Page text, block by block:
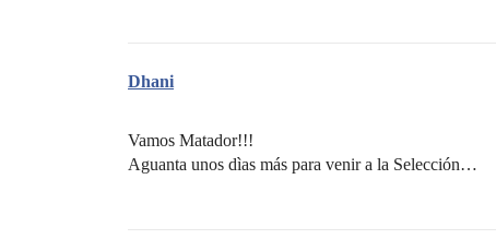
Dhani
Vamos Matador!!!
Aguanta unos dìas más para venir a la Selección…